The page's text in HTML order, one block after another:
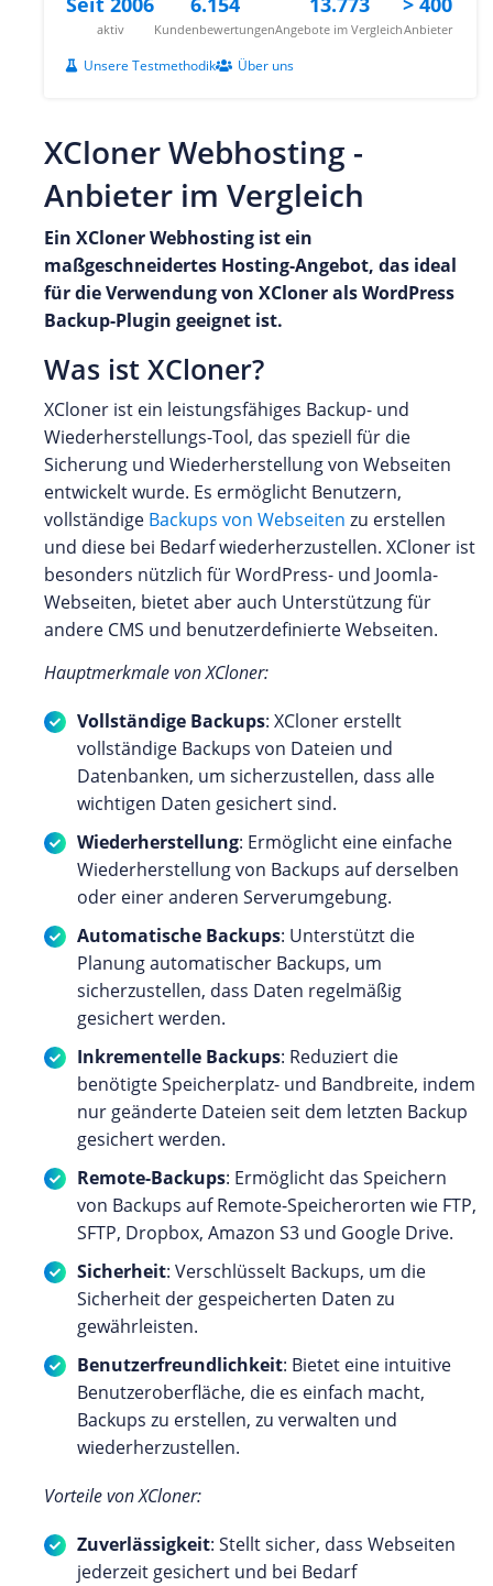
aktiv KundenbewertungenAngebote im VergleichAnbieter
Unsere Testmethodik Über uns
XCloner Webhosting -
Anbieter im Vergleich
Ein XCloner Webhosting ist ein
maßgeschneidertes Hosting-Angebot, das ideal
für die Verwendung von XCloner als WordPress
Backup-Plugin geeignet ist.
Was ist XCloner?
XCloner ist ein leistungsfähiges Backup- und
Wiederherstellungs-Tool, das speziell für die
Sicherung und Wiederherstellung von Webseiten
entwickelt wurde. Es ermöglicht Benutzern,
vollständige Backups von Webseiten zu erstellen
und diese bei Bedarf wiederherzustellen. XCloner ist
besonders nützlich für WordPress- und Joomla-
Webseiten, bietet aber auch Unterstützung für
andere CMS und benutzerdefinierte Webseiten.
Hauptmerkmale von XCloner:
Vollständige Backups: XCloner erstellt
vollständige Backups von Dateien und
Datenbanken, um sicherzustellen, dass alle
wichtigen Daten gesichert sind.
Wiederherstellung: Ermöglicht eine einfache
Wiederherstellung von Backups auf derselben
oder einer anderen Serverumgebung.
Automatische Backups: Unterstützt die
Planung automatischer Backups, um
sicherzustellen, dass Daten regelmäßig
gesichert werden.
Inkrementelle Backups: Reduziert die
benötigte Speicherplatz- und Bandbreite, indem
nur geänderte Dateien seit dem letzten Backup
gesichert werden.
Remote-Backups: Ermöglicht das Speichern
von Backups auf Remote-Speicherorten wie FTP,
SFTP, Dropbox, Amazon S3 und Google Drive.
Sicherheit: Verschlüsselt Backups, um die
Sicherheit der gespeicherten Daten zu
gewährleisten.
Benutzerfreundlichkeit: Bietet eine intuitive
Benutzeroberfläche, die es einfach macht,
Backups zu erstellen, zu verwalten und
wiederherzustellen.
Vorteile von XCloner:
Zuverlässigkeit: Stellt sicher, dass Webseiten
jederzeit gesichert und bei Bedarf